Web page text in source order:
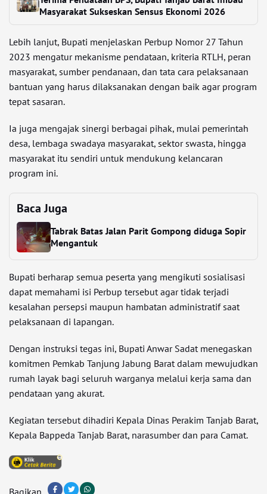
Masyarakat Sukseskan Sensus Ekonomi 2026
Lebih lanjut, Bupati menjelaskan Perbup Nomor 27 Tahun
2023 mengatur mekanisme pendataan, kriteria RTLH, peran
masyarakat, sumber pendanaan, dan tata cara pelaksanaan
bantuan yang harus dilaksanakan dengan baik agar program
tepat sasaran.
Ia juga mengajak sinergi berbagai pihak, mulai pemerintah
desa, lembaga swadaya masyarakat, sektor swasta, hingga
masyarakat itu sendiri untuk mendukung kelancaran
program ini.
Baca Juga
Tabrak Batas Jalan Parit Gompong diduga Sopir
Mengantuk
Bupati berharap semua peserta yang mengikuti sosialisasi
dapat memahami isi Perbup tersebut agar tidak terjadi
kesalahan persepsi maupun hambatan administratif saat
pelaksanaan di lapangan.
Dengan instruksi tegas ini, Bupati Anwar Sadat menegaskan
komitmen Pemkab Tanjung Jabung Barat dalam mewujudkan
rumah layak bagi seluruh warganya melalui kerja sama dan
pendataan yang akurat.
Kegiatan tersebut dihadiri Kepala Dinas Perakim Tanjab Barat,
Kepala Bappeda Tanjab Barat, narasumber dan para Camat.